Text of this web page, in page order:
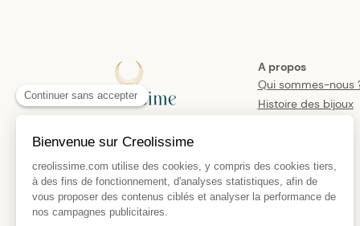
A propos
Qui sommes-nous
Histoire des bijoux